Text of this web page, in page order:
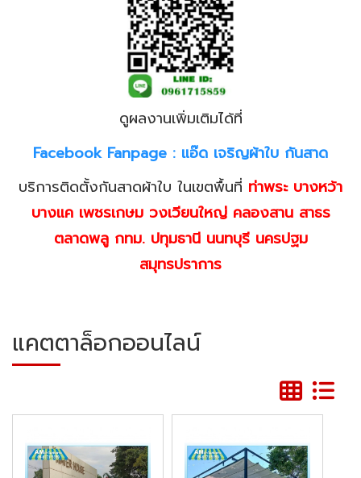
ดูผลงานเพิ่มเติมได้ที่
Facebook Fanpage : แอ๊ด เจริญผ้าใบ กันสาด
บริการติดตั้งกันสาดผ้าใบ ในเขตพื้นที่ ท่าพระ บางหว้า
บางแค เพชรเกษม วงเวียนใหญ่ คลองสาน สาธร
ตลาดพลู กทม. ปทุมธานี นนทบุรี นครปฐม
สมุทรปราการ
แคตตาล็อกออนไลน์